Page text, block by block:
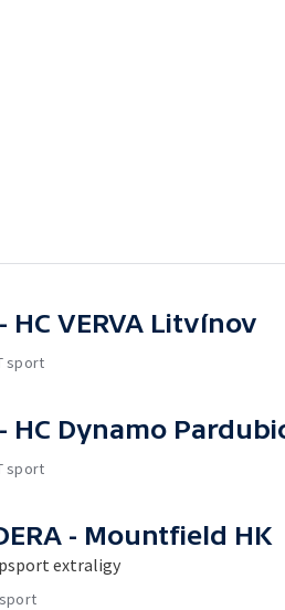
HC VERVA Litvínov
sport
HC Dynamo
sport
- Mountfield HK
extraligy